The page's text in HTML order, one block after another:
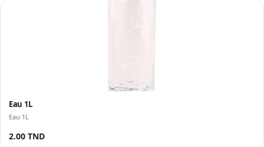
Eau 1L
Eau 1L
2.00 TND